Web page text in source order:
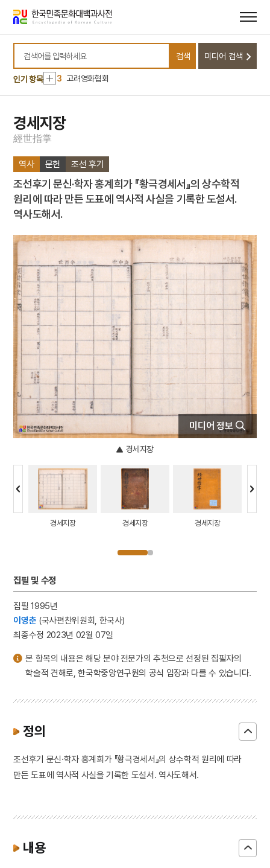
바로가기
바로가기
검색어를 입력하세요
검색 미디어 검색
인기 항목
10 고산서원
1 정운유
2 북조선임시인민위원회
3 고려영화협회
4 박훈
5
6
8
주석
9 경주 첨성대
10
고산서원
2 북조선임시인민위원회
3 고려영화협회
4
5 석왕사 호지문
6 신위
주석
9 경주 첨성대
10 고산서원
경세지장
經世指掌
역사 문헌 조선 후기
조선후기 문신·학자 홍계희가 『황극경세서』의 상수학적
원리에 따라 만든 도표에 역사적 사실을 기록한 도설서.
역사도해서.
미디어 정보
경세지장
경세지장 경세지장 경세지장
집필 및 수정
집필 1995년
이영춘 (국사편찬위원회, 한국사)
최종수정 2023년 02월 07일
본 항목의 내용은 해당 분야 전문가의 추천으로 선정된 집필자의
학술적 견해로, 한국학중앙연구원의 공식 입장과 다를 수 있습니다.
정의
조선후기 문신·학자 홍계희가 『황극경세서』의 상수학적 원리에 따라
만든 도표에 역사적 사실을 기록한 도설서. 역사도해서.
내용